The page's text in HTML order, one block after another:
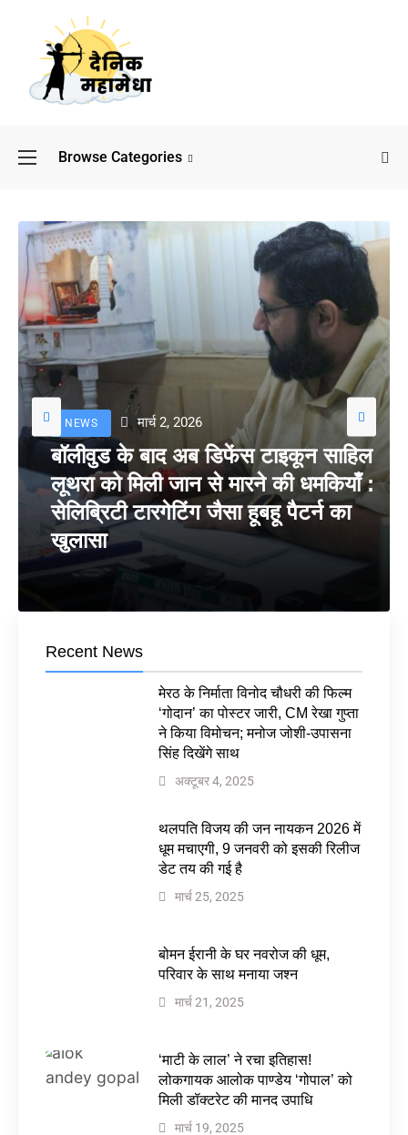
Browse Categories
NEWS मार्च 2, 2026
बॉलीवुड के बाद अब डिफेंस टाइकून साहिल
लूथरा को मिली जान से मारने की धमकियाँ :
सेलिब्रिटी टारगेटिंग जैसा हूबहू पैटर्न का
खुलासा
Recent News
मेरठ के निर्माता विनोद चौधरी की फिल्म
‘गोदान’ का पोस्टर जारी, CM रेखा गुप्ता
ने किया विमोचन; मनोज जोशी-उपासना
सिंह दिखेंगे साथ
अक्टूबर 4, 2025
थलपति विजय की जन नायकन 2026 में
धूम मचाएगी, 9 जनवरी को इसकी रिलीज
डेट तय की गई है
मार्च 25, 2025
बोमन ईरानी के घर नवरोज की धूम,
परिवार के साथ मनाया जश्न
मार्च 21, 2025
‘माटी के लाल’ ने रचा इतिहास!
लोकगायक आलोक पाण्डेय ‘गोपाल’ को
मिली डॉक्टरेट की मानद उपाधि
मार्च 19, 2025